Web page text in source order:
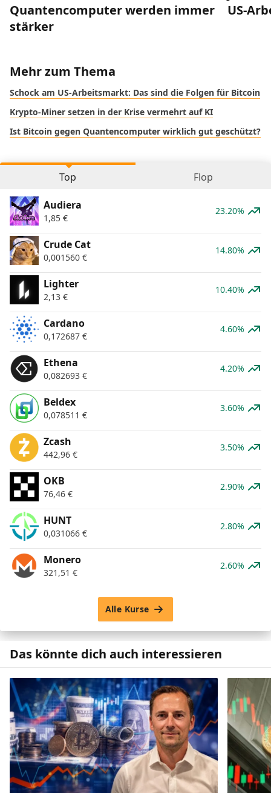
Quantencomputer werden immer
stärker
US-
Mehr zum Thema
Schock am US-Arbeitsmarkt: Das sind die Folgen für Bitcoin
Krypto-Miner setzen in der Krise vermehrt auf KI
Ist Bitcoin gegen Quantencomputer wirklich gut geschützt?
Top Flop
Audiera
1,85 €
23.20%
Crude Cat
0,001560 €
14.80%
Lighter
2,13 €
10.40%
Cardano
0,172687 €
4.60%
Ethena
0,082693 €
4.20%
Beldex
0,078511 €
3.60%
Zcash
442,96 €
3.50%
OKB
76,46 €
2.90%
HUNT
0,031066 €
2.80%
Monero
321,51 €
2.60%
Alle Kurse
Das könnte dich auch interessieren